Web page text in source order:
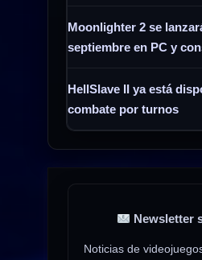
Moonlighter 2 se
septiembre en PC y
HellSlave II ya está
combate por turnos
Newsletter
Noticias de